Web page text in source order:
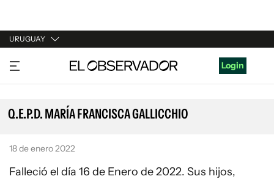
URUGUAY
URUGUAY
ARGENTINA
ESPAÑA
Login
Q.E.P.D. MARÍA FRANCISCA GALLICCHIO
18 de enero 2022
Falleció el día 16 de Enero de 2022. Sus hijos,